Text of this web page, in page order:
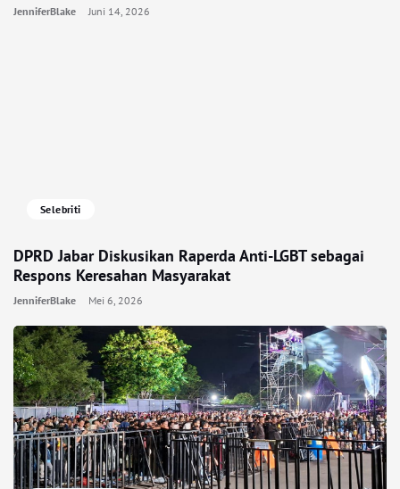
JenniferBlake Juni 14, 2026
Selebriti
DPRD Jabar Diskusikan Raperda Anti-LGBT sebagai
Respons Keresahan Masyarakat
JenniferBlake Mei 6, 2026